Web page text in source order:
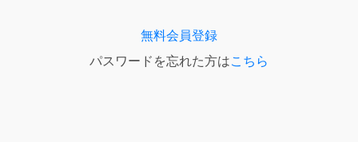
無料会員登録
パスワードを忘れた方はこちら